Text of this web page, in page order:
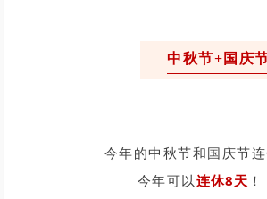
中秋节+国庆
今年的中秋节和国庆节连
今年可以 连休8天 ！